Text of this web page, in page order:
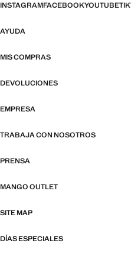
INSTAGRAMFACEBOOKYOUTUBE
AYUDA
MIS COMPRAS
DEVOLUCIONES
EMPRESA
TRABAJA CON NOSOTROS
PRENSA
MANGO OUTLET
SITE MAP
DÍAS ESPECIALES